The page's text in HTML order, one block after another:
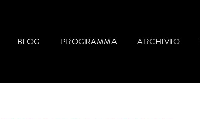
BLOG PROGRAMMA ARCHIVIO